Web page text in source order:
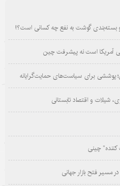
و بسته‌بندی گوشت به نفع چه کسانی است؟!
آمریکا است نه پیشرفت چین
پوششی برای سیاست‌های حمایت‌گرایانه
شیلات و اقتصاد تابستانی
کننده” چینی
فتح بازار جهانی